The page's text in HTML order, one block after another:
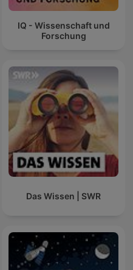
IQ - Wissenschaft und
Forschung
Das Wissen | SWR